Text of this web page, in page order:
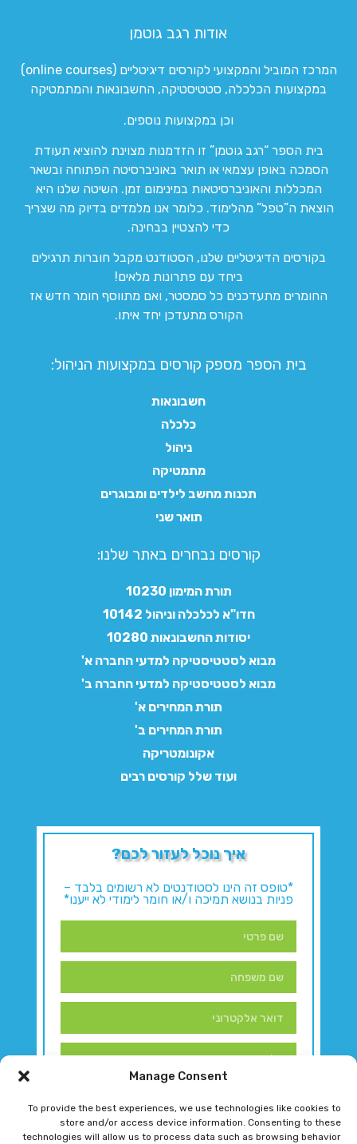
Manage Consent
To provide the best experiences, we use technologies like cookies to
store and/or access device information. Consenting to these
technologies will allow us to process data such as browsing behavior
אודות רגב גוטמן
המרכז המוביל והמקצועי לקורסים דיגיטליים (online courses)
במקצועות הכלכלה, סטטיסטיקה, החשבונאות והמתמטיקה
וכן במקצועות נוספים.
בית הספר “רגב גוטמן” זו הזדמנות מצוינת להוציא תעודת
הסמכה באופן עצמאי או תואר באוניברסיטה הפתוחה ובשאר
המכללות והאוניברסיטאות במינימום זמן. השיטה שלנו היא
הוצאת ה”טפל” מהלימוד. כלומר אנו מלמדים בדיוק מה שצריך
כדי להצטיין בבחינה.
בקורסים הדיגיטליים שלנו, הסטודנט מקבל חוברות תרגילים
ביחד עם פתרונות מלאים!
החומרים מתעדכנים כל סמסטר, ואם מתווסף חומר חדש אז
הקורס מתעדכן יחד איתו.
בית הספר מספק קורסים במקצועות הניהול:
חשבונאות
כלכלה
ניהול
מתמטיקה
תכנות מחשב לילדים ומבוגרים
תואר שני
קורסים נבחרים באתר שלנו:​
תורת המימון 10230
חדו"א לכלכלה וניהול 10142
יסודות החשבונאות 10280
מבוא לסטטיסטיקה למדעי החברה א'
מבוא לסטטיסטיקה למדעי החברה ב'
תורת המחירים א'
תורת המחירים ב'
אקונומטריקה
ועוד שלל קורסים רבים
איך נוכל לעזור לכם?
*טופס זה הינו לסטודנטים לא רשומים בלבד –
פניות בנושא תמיכה ו/או חומר לימודי לא ייענו*